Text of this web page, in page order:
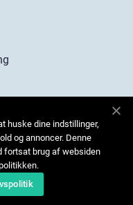
huske dine indstillinger,
og annoncer. Denne
fortsat brug af websiden